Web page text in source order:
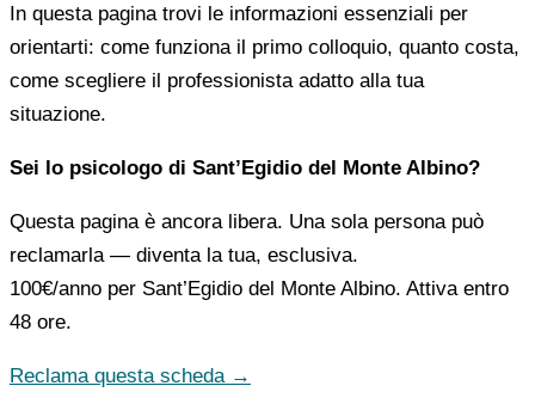
In questa pagina trovi le informazioni essenziali per
orientarti: come funziona il primo colloquio, quanto costa,
come scegliere il professionista adatto alla tua
situazione.
Sei lo psicologo di Sant’Egidio del Monte Albino?
Questa pagina è ancora libera. Una sola persona può
reclamarla — diventa la tua, esclusiva.
100€/anno per Sant’Egidio del Monte Albino. Attiva entro
48 ore.
Reclama questa scheda →